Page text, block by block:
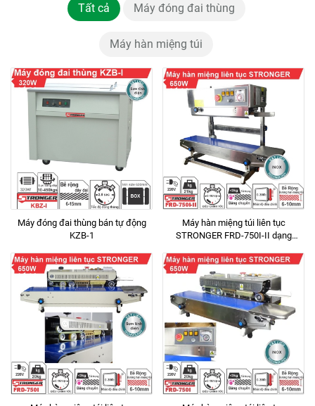
Tất cả Máy đóng đai thùng
Máy hàn miệng túi
Máy đóng đai thùng bán tự động
KZB-1
Máy hàn miệng túi liên tục
STRONGER FRD-750I-II dạng